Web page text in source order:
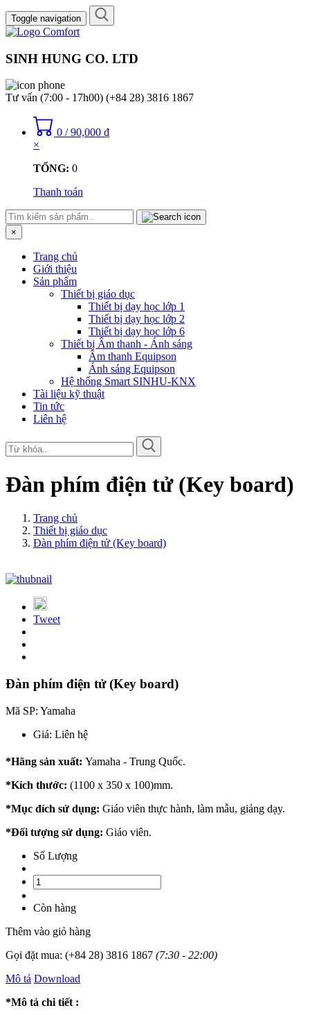
Toggle navigation
SINH HUNG CO. LTD
Tư vấn (7:00 - 17h00) (+84 28) 3816 1867
0 / 90,000 ₫
×
TỔNG: 0
Thanh toán
×
Trang chủ
Giới thiệu
Sản phẩm
Thiết bị giáo dục
Thiết bị dạy học lớp 1
Thiết bị dạy học lớp 2
Thiết bị dạy học lớp 6
Thiết bị Âm thanh - Ánh sáng
Âm thanh Equipson
Ánh sáng Equipson
Hệ thống Smart SINHU-KNX
Tài liệu kỹ thuật
Tin tức
Liên hệ
Đàn phím điện tử (Key board)
Trang chủ
Thiết bị giáo dục
Đàn phím điện tử (Key board)
Tweet
Đàn phím điện tử (Key board)
Mã SP: Yamaha
Giá: Liên hệ
*Hãng sản xuất: Yamaha - Trung Quốc.
*Kích thước: (1100 x 350 x 100)mm.
*Mục đích sử dụng: Giáo viên thực hành, làm mẫu, giảng dạy.
*Đối tượng sử dụng: Giáo viên.
Số Lượng
Còn hàng
Thêm vào giỏ hàng
Gọi đặt mua: (+84 28) 3816 1867 (7:30 - 22:00)
Mô tả Download
*Mô tả chi tiết :